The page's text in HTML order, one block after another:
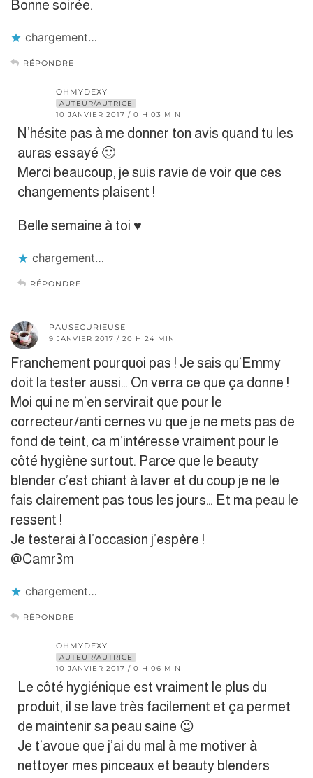
Bonne soirée.
chargement…
RÉPONDRE
OHMYDEXY
AUTEUR/AUTRICE
10 JANVIER 2017 / 0 H 03 MIN
N’hésite pas à me donner ton avis quand tu les
auras essayé 🙂
Merci beaucoup, je suis ravie de voir que ces
changements plaisent !
Belle semaine à toi ♥︎
chargement…
RÉPONDRE
PAUSECURIEUSE
9 JANVIER 2017 / 20 H 24 MIN
Franchement pourquoi pas ! Je sais qu’Emmy
doit la tester aussi… On verra ce que ça donne !
Moi qui ne m’en servirait que pour le
correcteur/anti cernes vu que je ne mets pas de
fond de teint, ca m’intéresse vraiment pour le
côté hygiène surtout. Parce que le beauty
blender c’est chiant à laver et du coup je ne le
fais clairement pas tous les jours… Et ma peau le
ressent !
Je testerai à l’occasion j’espère !
@Camr3m
chargement…
RÉPONDRE
OHMYDEXY
AUTEUR/AUTRICE
10 JANVIER 2017 / 0 H 06 MIN
Le côté hygiénique est vraiment le plus du
produit, il se lave très facilement et ça permet
de maintenir sa peau saine 😉
Je t’avoue que j’ai du mal à me motiver à
nettoyer mes pinceaux et beauty blenders